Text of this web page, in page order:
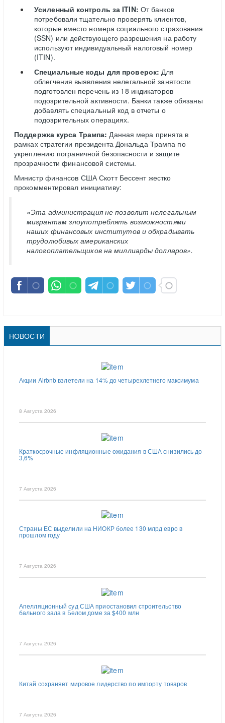
Усиленный контроль за ITIN: От банков
потребовали тщательно проверять клиентов,
которые вместо номера социального страхования
(SSN) или действующего разрешения на работу
используют индивидуальный налоговый номер
(ITIN).
Специальные коды для проверок: Для
облегчения выявления нелегальной занятости
подготовлен перечень из 18 индикаторов
подозрительной активности. Банки также обязаны
добавлять специальный код в отчеты о
подозрительных операциях.
Поддержка курса Трампа: Данная мера принята в
рамках стратегии президента Дональда Трампа по
укреплению пограничной безопасности и защите
прозрачности финансовой системы.
Министр финансов США Скотт Бессент жестко
прокомментировал инициативу:
«Эта администрация не позволит нелегальным
мигрантам злоупотреблять возможностями
наших финансовых институтов и обкрадывать
трудолюбивых американских
налогоплательщиков на миллиарды долларов».
НОВОСТИ
Акции Airbnb взлетели на 14% до четырехлетнего максимума
8 Августа 2026
Краткосрочные инфляционные ожидания в США снизились до
3,6%
7 Августа 2026
Страны ЕС выделили на НИОКР более 130 млрд евро в
прошлом году
7 Августа 2026
Апелляционный суд США приостановил строительство
бального зала в Белом доме за $400 млн
7 Августа 2026
Китай сохраняет мировое лидерство по импорту товаров
7 Августа 2026